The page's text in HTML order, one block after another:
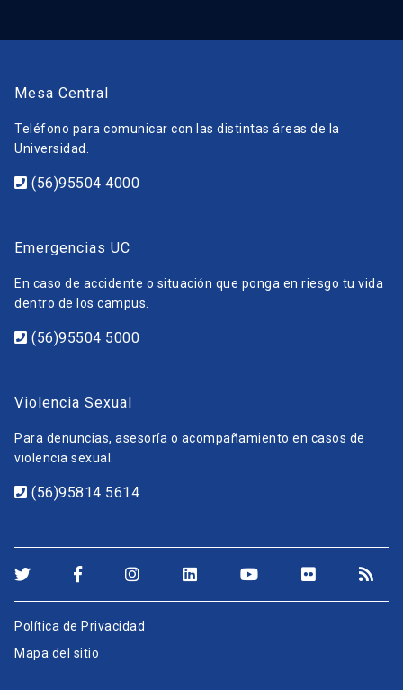
Mesa Central
Teléfono para comunicar con las distintas áreas de la
Universidad.
(56)95504 4000
Emergencias UC
En caso de accidente o situación que ponga en riesgo tu vida
dentro de los campus.
(56)95504 5000
Violencia Sexual
Para denuncias, asesoría o acompañamiento en casos de
violencia sexual.
(56)95814 5614
Política de Privacidad
Mapa del sitio